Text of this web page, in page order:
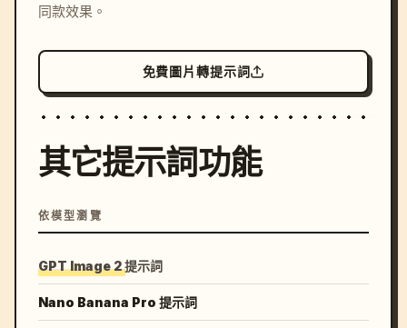
同款效果。
免費圖片轉提示詞
其它提示詞功能
依模型瀏覽
GPT Image 2 提示詞
Nano Banana Pro 提示詞